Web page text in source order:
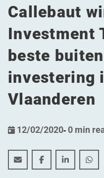
Callebaut
Investment
beste
investering
Vlaanderen
12/02/2020- 0 min
Het grootsteHet grootste
Het Het